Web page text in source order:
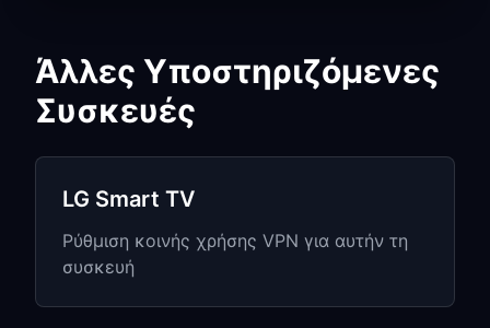
κανονικά
Αντιμετώπιση
Samsung TV
Η Samsung TV δεν μπορεί να συνδεθεί
Άλλες Υποστηριζόμενες
Συσκευές
LG Smart TV
Ρύθμιση κοινής χρήσης VPN για αυτήν τη
συσκευή